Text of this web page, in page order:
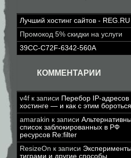
Лучший хостинг сайтов - REG.RU
Промокод 5% скидки на услуги
39CC-C72F-6342-560A
КОММЕНТАРИИ
v4f к записи Перебор IP-адресов
хостинге — и как с этим бороться
amarakin к записи
список заблокированных в РФ
ресурсов Re:filter
ResizeOn к записи
тиграми и другие способы